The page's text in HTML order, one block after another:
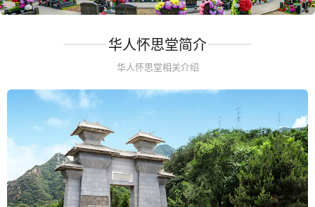
华人怀思堂简介
华人怀思堂相关介绍